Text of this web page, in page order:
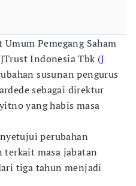
Umum Pemegang Saham
Indonesia Tbk (J
susunan pengurus
sebagai direktur
yang habis masa
perubahan
terkait masa jabatan
tiga tahun menjadi